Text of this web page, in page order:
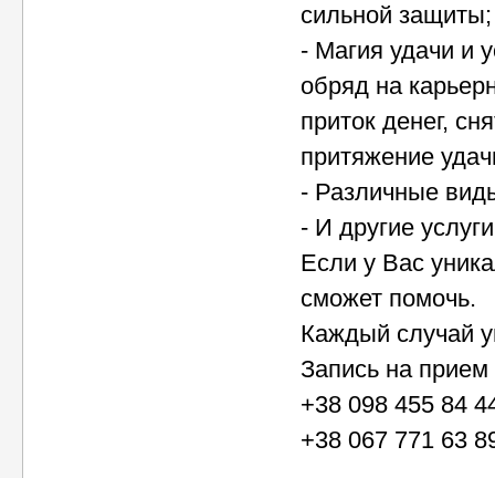
сильной защиты;
- Магия удачи и
обряд на
приток денег,
притяжение
- Различные
- И другие
Если у Вас
сможет помочь.
Каждый случай
Запись на
+38 098 455 84
+38 067 771 63